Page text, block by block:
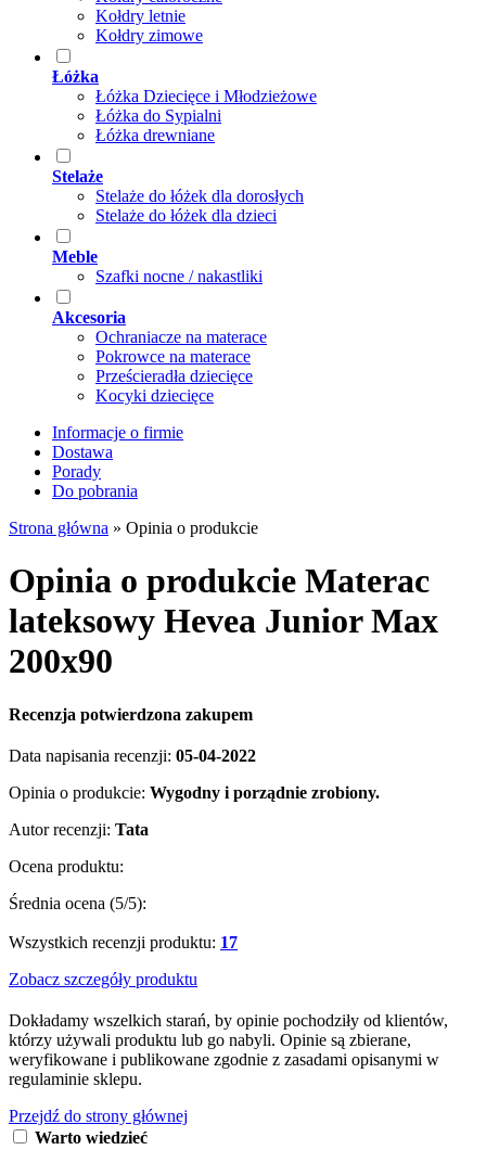
Kołdry letnie
Kołdry zimowe
Łóżka
Łóżka Dziecięce i Młodzieżowe
Łóżka do Sypialni
Łóżka drewniane
Stelaże
Stelaże do łóżek dla dorosłych
Stelaże do łóżek dla dzieci
Meble
Szafki nocne / nakastliki
Akcesoria
Ochraniacze na materace
Pokrowce na materace
Prześcieradła dziecięce
Kocyki dziecięce
Informacje o firmie
Dostawa
Porady
Do pobrania
Strona główna » Opinia o produkcie
Opinia o produkcie Materac
lateksowy Hevea Junior Max
200x90
Recenzja potwierdzona zakupem
Data napisania recenzji: 05-04-2022
Opinia o produkcie: Wygodny i porządnie zrobiony.
Autor recenzji: Tata
Ocena produktu:
Średnia ocena (5/5):
Wszystkich recenzji produktu: 17
Zobacz szczegóły produktu
Dokładamy wszelkich starań, by opinie pochodziły od klientów,
którzy używali produktu lub go nabyli. Opinie są zbierane,
weryfikowane i publikowane zgodnie z zasadami opisanymi w
regulaminie sklepu.
Przejdź do strony głównej
Warto wiedzieć